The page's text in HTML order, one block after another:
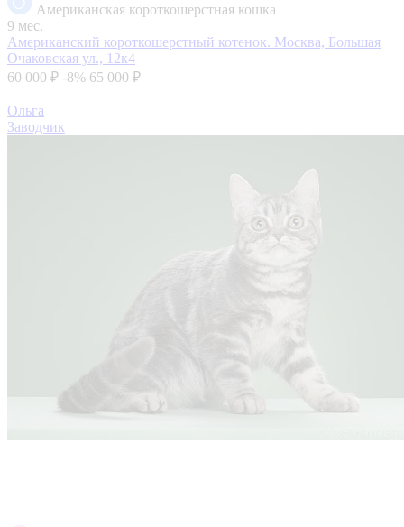
Американская короткошерстная кошка
9 мес.
Американский короткошерстный котенок. Москва, Большая
Очаковская ул., 12к4
60 000 ₽ -8% 65 000 ₽
Ольга
Заводчик